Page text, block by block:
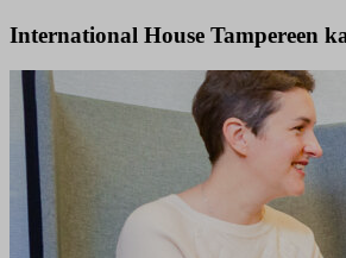
International House Tampereen